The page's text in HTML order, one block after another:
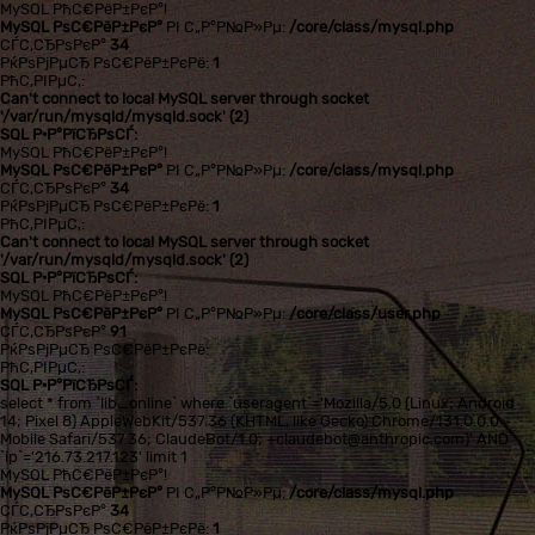
MySQL РћС€РёР±РєР°!
MySQL РѕС€РёР±РєР° РІ С„Р°Р№Р»Рµ: /core/class/mysql.php
СЃС‚СЂРѕРєР° 34
РќРѕРјРµСЂ РѕС€РёР±РєРё: 1
РћС‚РІРµС‚:
Can't connect to local MySQL server through socket
'/var/run/mysqld/mysqld.sock' (2)
SQL Р·Р°РїСЂРѕСЃ:
MySQL РћС€РёР±РєР°!
MySQL РѕС€РёР±РєР° РІ С„Р°Р№Р»Рµ: /core/class/mysql.php
СЃС‚СЂРѕРєР° 34
РќРѕРјРµСЂ РѕС€РёР±РєРё: 1
РћС‚РІРµС‚:
Can't connect to local MySQL server through socket
'/var/run/mysqld/mysqld.sock' (2)
SQL Р·Р°РїСЂРѕСЃ:
MySQL РћС€РёР±РєР°!
MySQL РѕС€РёР±РєР° РІ С„Р°Р№Р»Рµ: /core/class/user.php
СЃС‚СЂРѕРєР° 91
РќРѕРјРµСЂ РѕС€РёР±РєРё:
РћС‚РІРµС‚:
SQL Р·Р°РїСЂРѕСЃ:
select * from `lib_online` where `useragent`='Mozilla/5.0 (Linux; Android
14; Pixel 8) AppleWebKit/537.36 (KHTML, like Gecko) Chrome/131.0.0.0
Mobile Safari/537.36; ClaudeBot/1.0; +claudebot@anthropic.com)' AND
`ip`='216.73.217.123' limit 1
MySQL РћС€РёР±РєР°!
MySQL РѕС€РёР±РєР° РІ С„Р°Р№Р»Рµ:/core/class/mysql.php
СЃС‚СЂРѕРєР°34
РќРѕРјРµСЂ РѕС€РёР±РєРё: 1